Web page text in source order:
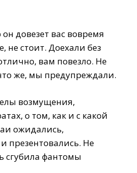
довезет вас вовремя
не стоит. Доехали без
вам повезло. Не
же, мы предупреждали.
возмущения,
о том, как и с какой
ожидались,
презентовались. Не
сгубила фантомы